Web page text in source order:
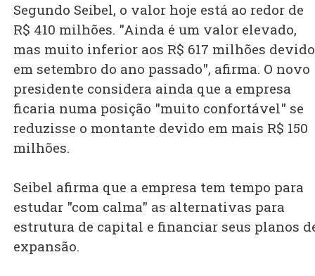
Segundo Seibel, o valor hoje está ao redor de
R$ 410 milhões. "Ainda é um valor elevado,
mas muito inferior aos R$ 617 milhões
em setembro do ano passado", afirma. O novo
presidente considera ainda que a empresa
ficaria numa posição "muito confortável" se
reduzisse o montante devido em mais R$ 150
milhões.
Seibel afirma que a empresa tem tempo para
estudar "com calma" as alternativas para
estrutura de capital e financiar seus planos
expansão.